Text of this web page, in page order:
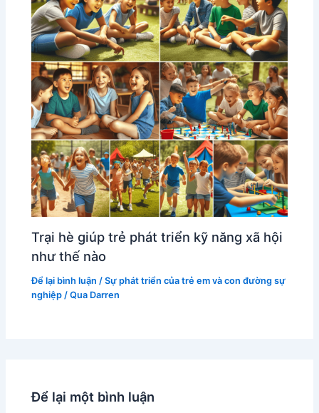
Trại hè giúp trẻ phát triển kỹ năng xã hội
như thế nào
Để lại bình luận /Sự phát triển của trẻ em và con đường sự
nghiệp / Qua Darren
Để lại một bình luận